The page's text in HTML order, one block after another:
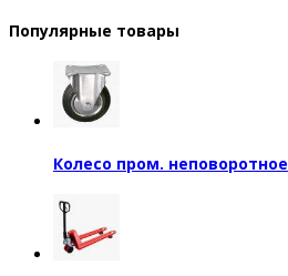
Популярные товары
Колесо пром. неповоротное